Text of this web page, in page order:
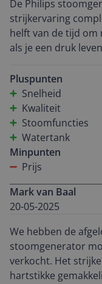
De Philips
strijkervaring
helft van de tijd om
als je een druk
kreukels gaan er gemakkelijk
waardeer, is de
kan strijken zonder
ligt prettig in de
instelbare
verschillende
het beschadigen van
Pluspunten
Snelheid
Kwaliteit
Stoomfuncties
Watertank
Minpunten
Prijs
Mark van Baal
20-05-2025
We hebben de
stoomgenerator
verkocht. Het
hartstikke